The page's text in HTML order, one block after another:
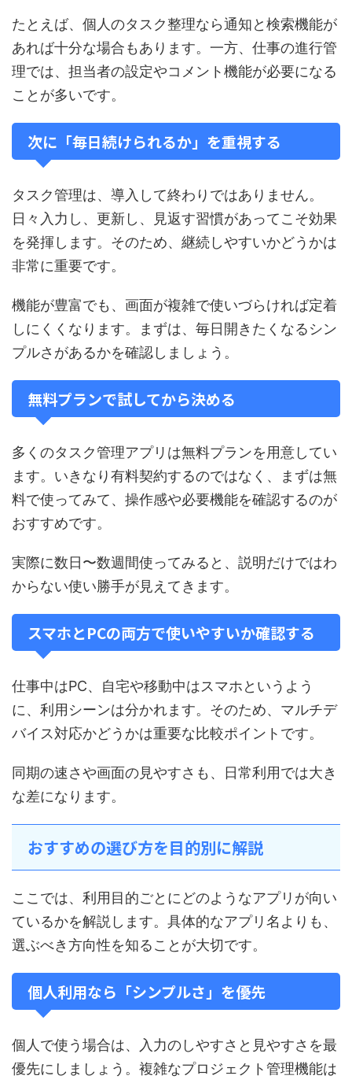
たとえば、個人のタスク整理なら通知と検索機能が
あれば十分な場合もあります。一方、仕事の進行管
理では、担当者の設定やコメント機能が必要になる
ことが多いです。
次に「毎日続けられるか」を重視する
タスク管理は、導入して終わりではありません。
日々入力し、更新し、見返す習慣があってこそ効果
を発揮します。そのため、継続しやすいかどうかは
非常に重要です。
機能が豊富でも、画面が複雑で使いづらければ定着
しにくくなります。まずは、毎日開きたくなるシン
プルさがあるかを確認しましょう。
無料プランで試してから決める
多くのタスク管理アプリは無料プランを用意してい
ます。いきなり有料契約するのではなく、まずは無
料で使ってみて、操作感や必要機能を確認するのが
おすすめです。
実際に数日〜数週間使ってみると、説明だけではわ
からない使い勝手が見えてきます。
スマホとPCの両方で使いやすいか確認する
仕事中はPC、自宅や移動中はスマホというよう
に、利用シーンは分かれます。そのため、マルチデ
バイス対応かどうかは重要な比較ポイントです。
同期の速さや画面の見やすさも、日常利用では大き
な差になります。
おすすめの選び方を目的別に解説
ここでは、利用目的ごとにどのようなアプリが向い
ているかを解説します。具体的なアプリ名よりも、
選ぶべき方向性を知ることが大切です。
個人利用なら「シンプルさ」を優先
個人で使う場合は、入力のしやすさと見やすさを最
優先にしましょう。複雑なプロジェクト管理機能は